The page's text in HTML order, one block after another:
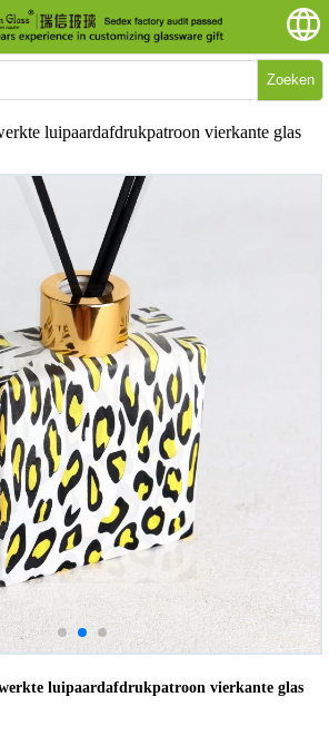
Zoeken
luipaardafdrukpatroon vierkante glas
luipaardafdrukpatroon vierkante glas